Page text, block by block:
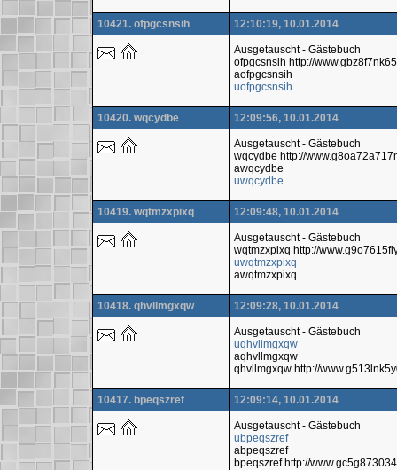
10421. ofpgcsnsih 12:10:19, 10.01.2014
Ausgetauscht - Gästebuch
ofpgcsnsih http://
aofpgcsnsih
uofpgcsnsih
10420. wqcydbe 12:09:56, 10.01.2014
Ausgetauscht - Gästebuch
wqcydbe http://
awqcydbe
uwqcydbe
10419. wqtmzxpixq 12:09:48, 10.01.2014
Ausgetauscht - Gästebuch
wqtmzxpixq http://
uwqtmzxpixq
awqtmzxpixq
10418. qhvllmgxqw 12:09:28, 10.01.2014
Ausgetauscht - Gästebuch
uqhvllmgxqw
aqhvllmgxqw
qhvllmgxqw http://
10417. bpeqszref 12:09:14, 10.01.2014
Ausgetauscht - Gästebuch
ubpeqszref
abpeqszref
bpeqszref http://